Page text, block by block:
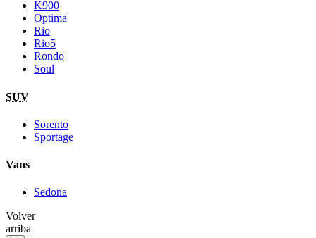
K900
Optima
Rio
Rio5
Rondo
Soul
SUV
Sorento
Sportage
Vans
Sedona
Volver
arriba